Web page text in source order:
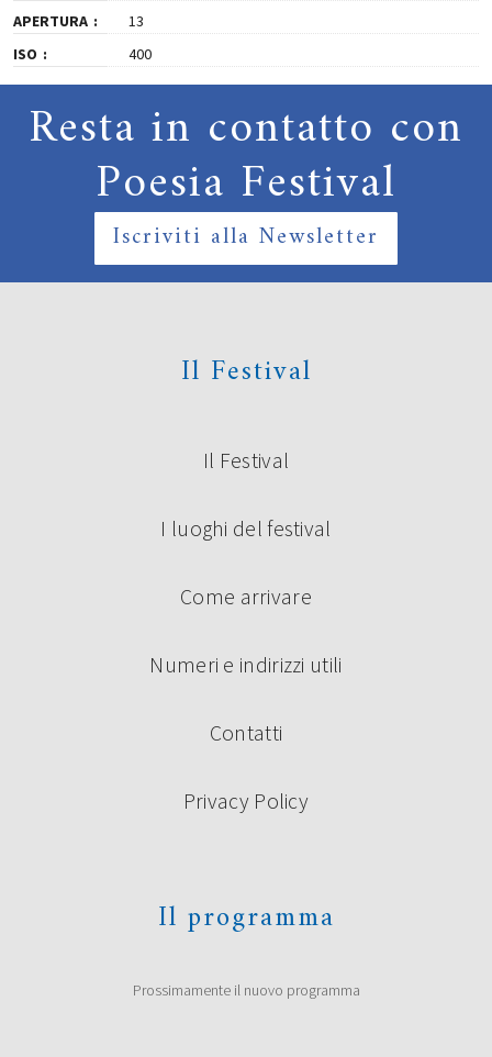
APERTURA
13
ISO
400
Resta in contatto con
Poesia Festival
Iscriviti alla Newsletter
Il Festival
Il Festival
I luoghi del festival
Come arrivare
Numeri e indirizzi utili
Contatti
Privacy Policy
Il programma
Prossimamente il nuovo programma